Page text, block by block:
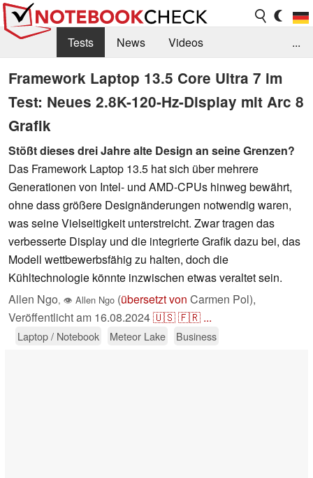
Tests News
Videos
Benchmarks & Tech
Externe Tests
Kaufberatung
Deals Suche
Jobs
Forum
...
Framework Laptop 13.5 Core Ultra 7 im
Test: Neues 2.8K-120-Hz-Display mit Arc 8
Grafik
Stößt dieses drei Jahre alte Design an seine Grenzen?
Das Framework Laptop 13.5 hat sich über mehrere
Generationen von Intel- und AMD-CPUs hinweg bewährt,
ohne dass größere Designänderungen notwendig waren,
was seine Vielseitigkeit unterstreicht. Zwar tragen das
verbesserte Display und die integrierte Grafik dazu bei, das
Modell wettbewerbsfähig zu halten, doch die
Kühltechnologie könnte inzwischen etwas veraltet sein.
Allen Ngo, 👁 Allen Ngo (übersetzt von Carmen Pol),
Veröffentlicht am 16.08.2024🇺🇸🇫🇷 ...
Laptop / Notebook Meteor Lake Business